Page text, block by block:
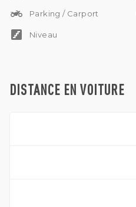
two_wheeler Parking / Carport
stairs Niveau
DISTANCE EN VOITURE